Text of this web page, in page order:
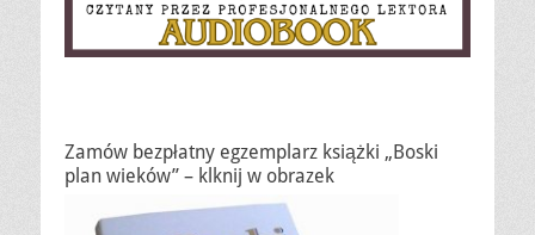
Zamów bezpłatny egzemplarz książki „Boski
plan wieków” – klknij w obrazek